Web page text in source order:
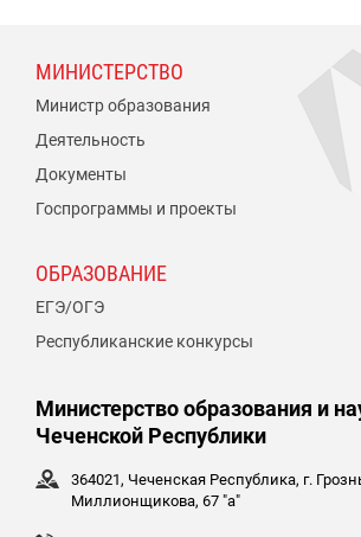
МИНИСТЕРСТВО
Министр образования
Деятельность
Документы
Госпрограммы и проекты
ОБРАЗОВАНИЕ
ЕГЭ/ОГЭ
Республиканские конкурсы
Министерство образования и
Чеченской Республики
364021, Чеченская Республика, г.
Миллионщикова, 67 "а"